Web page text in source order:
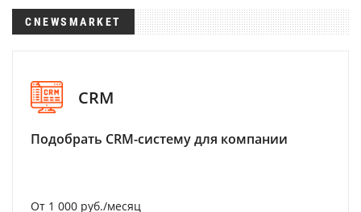
CNEWSMARKET
CRM
Подобрать CRM-систему для компании
От 1 000 руб./месяц